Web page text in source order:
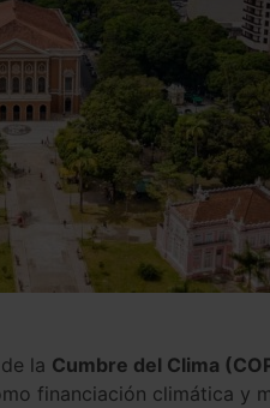
la Cumbre del Clima
financiación climática y